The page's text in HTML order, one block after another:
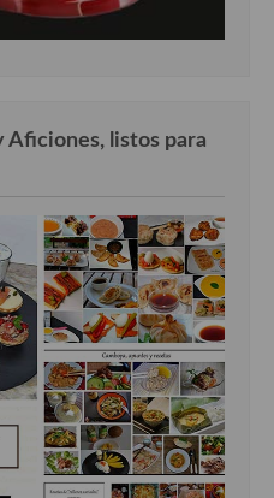
Aficiones, listos para